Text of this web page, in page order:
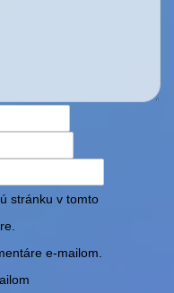
stránku v tomto
e-mailom.